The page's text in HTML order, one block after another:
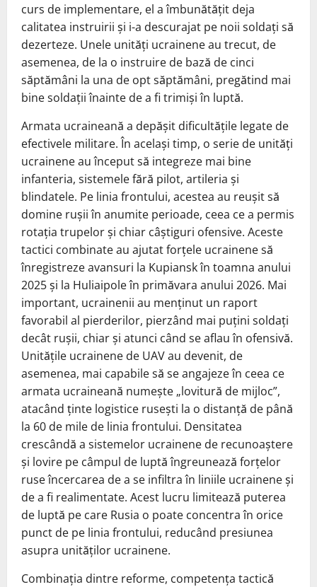
curs de implementare, el a îmbunătățit deja
calitatea instruirii și i-a descurajat pe noii soldați să
dezerteze. Unele unități ucrainene au trecut, de
asemenea, de la o instruire de bază de cinci
săptămâni la una de opt săptămâni, pregătind mai
bine soldații înainte de a fi trimiși în luptă.
Armata ucraineană a depășit dificultățile legate de
efectivele militare. În același timp, o serie de unități
ucrainene au început să integreze mai bine
infanteria, sistemele fără pilot, artileria și
blindatele. Pe linia frontului, acestea au reușit să
domine rușii în anumite perioade, ceea ce a permis
rotația trupelor și chiar câștiguri ofensive. Aceste
tactici combinate au ajutat forțele ucrainene să
înregistreze avansuri la Kupiansk în toamna anului
2025 și la Huliaipole în primăvara anului 2026. Mai
important, ucrainenii au menținut un raport
favorabil al pierderilor, pierzând mai puțini soldați
decât rușii, chiar și atunci când se aflau în ofensivă.
Unitățile ucrainene de UAV au devenit, de
asemenea, mai capabile să se angajeze în ceea ce
armata ucraineană numește „lovitură de mijloc”,
atacând ținte logistice rusești la o distanță de până
la 60 de mile de linia frontului. Densitatea
crescândă a sistemelor ucrainene de recunoaștere
și lovire pe câmpul de luptă îngreunează forțelor
ruse încercarea de a se infiltra în liniile ucrainene și
de a fi realimentate. Acest lucru limitează puterea
de luptă pe care Rusia o poate concentra în orice
punct de pe linia frontului, reducând presiunea
asupra unităților ucrainene.
Combinația dintre reforme, competența tactică